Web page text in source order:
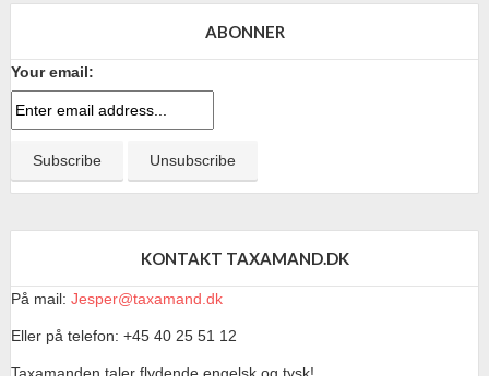
ABONNER
Your email:
KONTAKT TAXAMAND.DK
På mail: Jesper@taxamand.dk
Eller på telefon: +45 40 25 51 12
Taxamanden taler flydende engelsk og tysk!